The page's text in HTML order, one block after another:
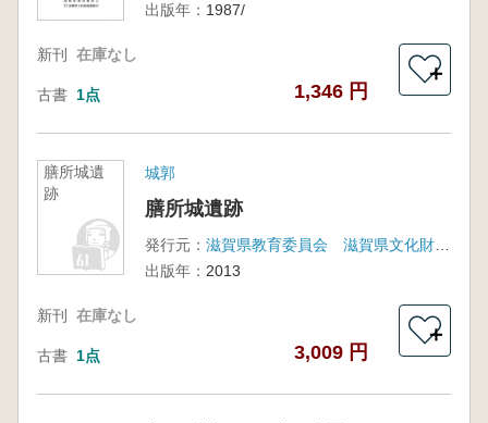
出版年： 1987/
新刊 在庫なし
古書 1点 1,346 円
＋
膳所城遺
跡
城郭
膳所城遺跡
発行元：
滋賀県教育委員会 滋賀県文化財保護協会
出版年： 2013
新刊 在庫なし
古書 1点 3,009 円
＋